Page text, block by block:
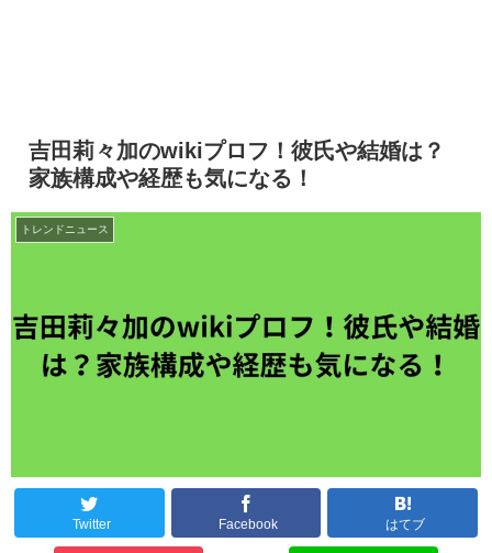
吉田莉々加のwikiプロフ！彼氏や結婚は？
家族構成や経歴も気になる！
トレンドニュース
Twitter Facebook はてブ